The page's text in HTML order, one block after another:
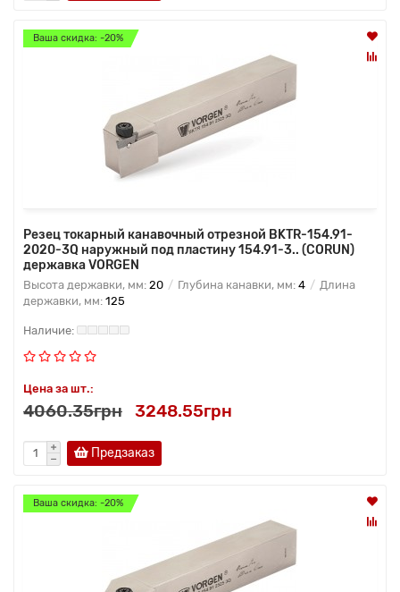
Ваша скидка: -20%
Резец токарный канавочный отрезной BKTR-154.91-
2020-3Q наружный под пластину 154.91-3.. (CORUN)
державка VORGEN
Высота державки, мм: 20 Глубина канавки, мм: 4
Длина
державки, мм: 125
Цена за шт.:
4060.35грн 3248.55грн
Предзаказ
Ваша скидка: -20%